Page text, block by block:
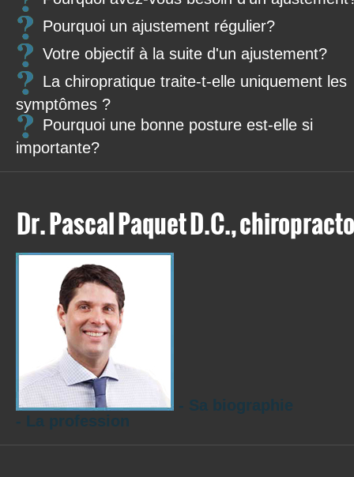
Pourquoi un ajustement régulier?
Votre objectif à la suite d'un ajustement?
La chiropratique traite-t-elle uniquement les
symptômes ?
Pourquoi une bonne posture est-elle si
importante?
Dr. Pascal Paquet D.C.,
- Sa biographie
- La profession